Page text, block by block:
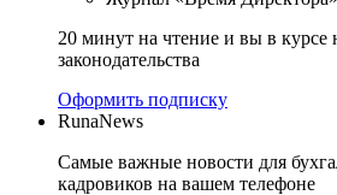
20 минут на чтение и вы в курсе
законодательства
Оформить подписку
RunaNews
Самые важные новости для
кадровиков на вашем телефоне